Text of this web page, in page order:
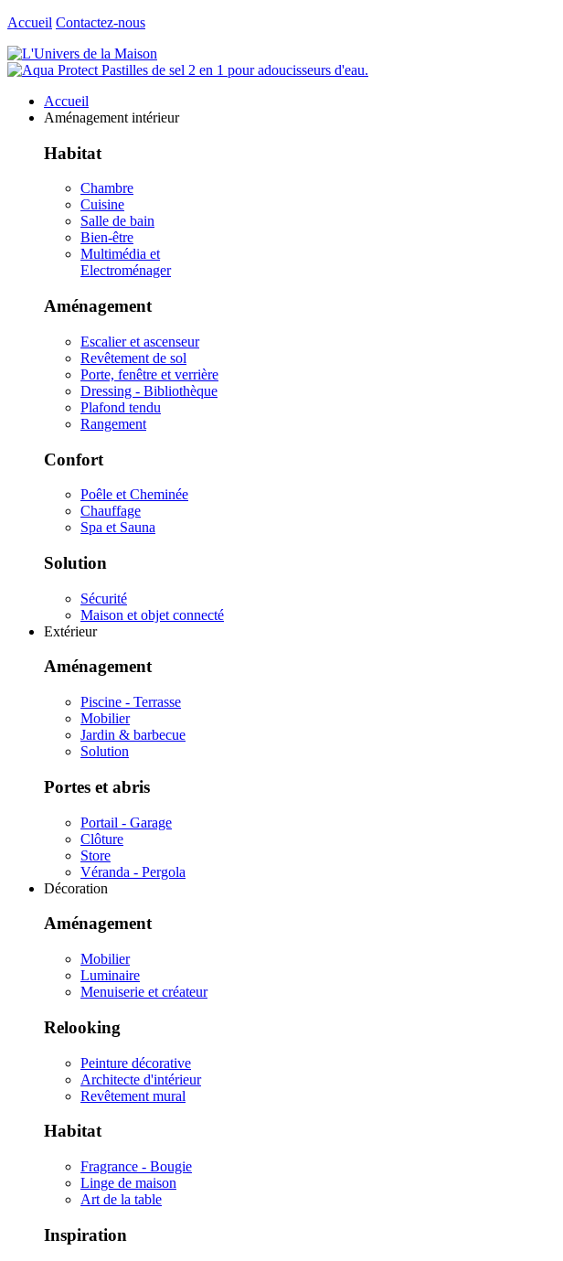
Accueil Contactez-nous
Accueil
Aménagement intérieur
Habitat
Chambre
Cuisine
Salle de bain
Bien-être
Multimédia et
Electroménager
Aménagement
Escalier et ascenseur
Revêtement de sol
Porte, fenêtre et verrière
Dressing - Bibliothèque
Plafond tendu
Rangement
Confort
Poêle et Cheminée
Chauffage
Spa et Sauna
Solution
Sécurité
Maison et objet connecté
Extérieur
Aménagement
Piscine - Terrasse
Mobilier
Jardin & barbecue
Solution
Portes et abris
Portail - Garage
Clôture
Store
Véranda - Pergola
Décoration
Aménagement
Mobilier
Luminaire
Menuiserie et créateur
Relooking
Peinture décorative
Architecte d'intérieur
Revêtement mural
Habitat
Fragrance - Bougie
Linge de maison
Art de la table
Inspiration